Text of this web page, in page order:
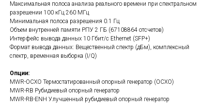
Максимальная полоса анализа реального времени при спектральном
разрешении 100 кГц 260 МГц
Минимальная полоса разрешения 0.1 Гц
Объем внутренней памяти РПУ 2 ГБ (67108864 отсчетов)
Интерфейс вывода данных 10 Гбит/с Ethernet (SFP+)
Формат вывода данных: Вещественный спектр (дБм), комплексный
спектр, временная выборка (I/Q)
Опции:
MWR-OCXO Термостатированный опорный генератор (OCXO)
MWR-RB Рубидиевый опорный генератор
MWR-RB-ENH Улучшенный рубидиевый опорный генератор